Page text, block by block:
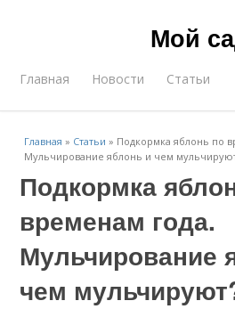
Мой
Главная Новости Статьи
Главная » Статьи » Подкормка яблонь по
Мульчирование яблонь и чем
Подкормка
временам года.
Мульчирование
чем